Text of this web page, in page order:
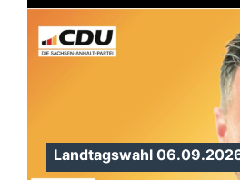
Landtagswahl